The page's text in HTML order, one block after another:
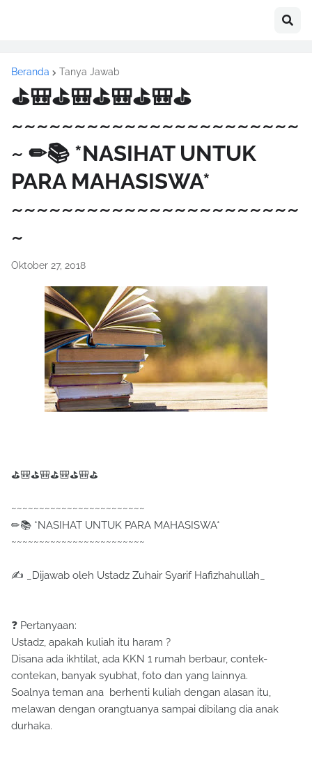
Beranda Tanya Jawab
⛳🎒⛳🎒⛳🎒⛳🎒⛳
~~~~~~~~~~~~~~~~~~~~~~~
~ ✏📚 *NASIHAT UNTUK
PARA MAHASISWA*
~~~~~~~~~~~~~~~~~~~~~~~
~
Oktober 27, 2018
⛳🎒⛳🎒⛳🎒⛳🎒⛳
~~~~~~~~~~~~~~~~~~~~~~~~
✏📚 *NASIHAT UNTUK PARA MAHASISWA*
~~~~~~~~~~~~~~~~~~~~~~~~
✍ _Dijawab oleh Ustadz Zuhair Syarif Hafizhahullah_
❓ Pertanyaan:
Ustadz, apakah kuliah itu haram ?
Disana ada ikhtilat, ada KKN 1 rumah berbaur, contek-
contekan, banyak syubhat, foto dan yang lainnya.
Soalnya teman ana berhenti kuliah dengan alasan itu,
melawan dengan orangtuanya sampai dibilang dia anak
durhaka.